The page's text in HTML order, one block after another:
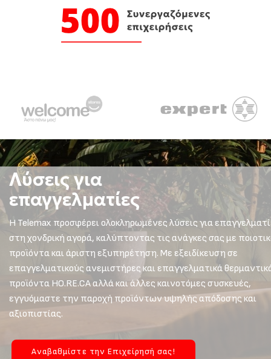
Λύσεις για
επαγγελματίες
Η Telemax προσφέρει ολοκληρωμένες λύσεις για
στη χονδρική αγορά, καλύπτοντας τις ανάγκες σας με
προϊόντα και άριστη εξυπηρέτηση. Με εξειδίκευση σε
επαγγελματικούς ανεμιστήρες και επαγγελματικά
προϊόντα HO.RE.CA αλλά και άλλες καινοτόμες συσκευές,
εγγυόμαστε την παροχή προϊόντων υψηλής απόδοσης και
αξιοπιστίας.
Αναβαθμίστε την Επιχείρησή σας!